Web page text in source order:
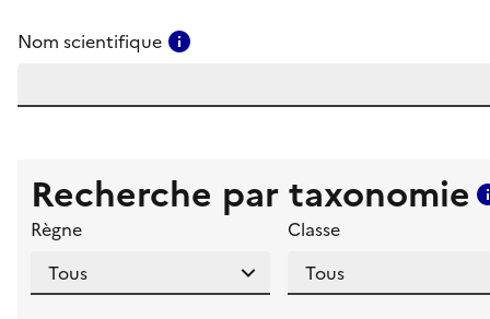
Nom scientifique
Recherche par taxonomie
Règne Classe